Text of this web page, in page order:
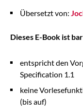
Übersetzt von:
Dieses E-Book ist
entspricht den
Specification 1.1
keine
(bis auf)